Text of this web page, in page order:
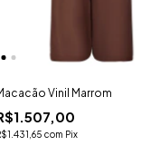
Vinil Marrom
com Pix